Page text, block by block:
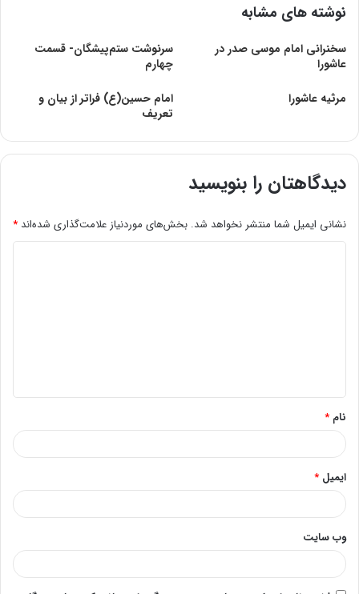
نوشته های مشابه
سخنرانی امام موسی صدر در
عاشورا
سرنوشت ستم‌پیشگان- قسمت
چهارم
مرثيه عاشورا
امام حسین(ع) فراتر از بیان و
تعریف
دیدگاهتان را بنویسید
نشانی ایمیل شما منتشر نخواهد شد. بخش‌های موردنیاز علامت‌گذاری شده‌اند *
*
نام *
ایمیل *
وب‌ سایت